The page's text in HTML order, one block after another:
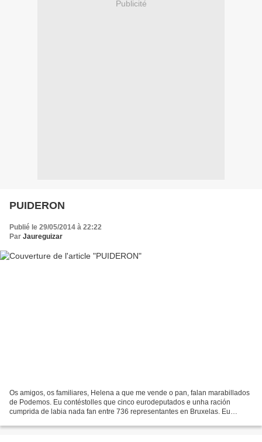
Publicité
PUIDERON
Publié le 29/05/2014 à 22:22
Par Jaureguizar
Os amigos, os familiares, Helena a que me vende o pan, falan marabillados
de Podemos. Eu contéstolles que cinco eurodeputados e unha ración
cumprida de labia nada fan entre 736 representantes en Bruxelas. Eu